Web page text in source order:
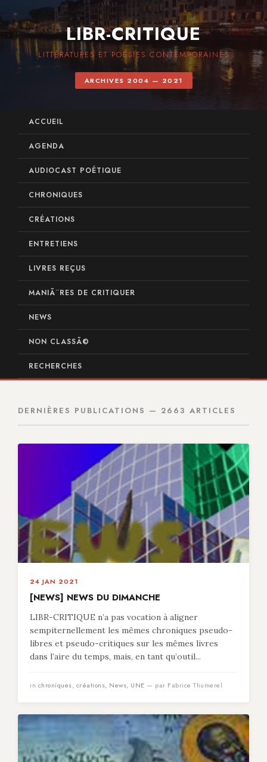
LIBR-CRITIQUE
LITTÉRATURES ET POÉSIES CONTEMPORAINES
ARCHIVES 2004 — 2021
ACCUEIL
AGENDA
AUDIOCAST POÉTIQUE
CHRONIQUES
CRÉATIONS
ENTRETIENS
LIVRES REÇUS
MANIÃ¨RES DE CRITIQUER
NEWS
NON CLASSÃ©
RECHERCHES
DERNIÈRES PUBLICATIONS — 2663 ARTICLES
24 JAN 2021
[NEWS] NEWS DU DIMANCHE
LIBR-CRITIQUE n’a pas vocation à aligner
sempiternellement les mêmes chroniques pseudo-
libres et pseudo-critiques sur les mêmes livres
dans l’aire du temps, mais, en tant qu’outil...
in chroniques, créations, News, UNE — par Fabrice Thumerel